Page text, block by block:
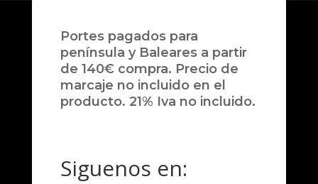
Portes pagados para
península y Baleares a partir
de 140€ compra. Precio de
marcaje no incluido en el
producto. 21% Iva no incluido.
Siguenos en: